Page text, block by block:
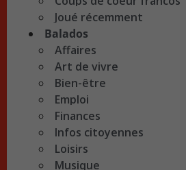
Joué récemment
Balados
Affaires
Art de vivre
Bien-être
Emploi
Finances
Infos citoyennes
Loisirs
Musique